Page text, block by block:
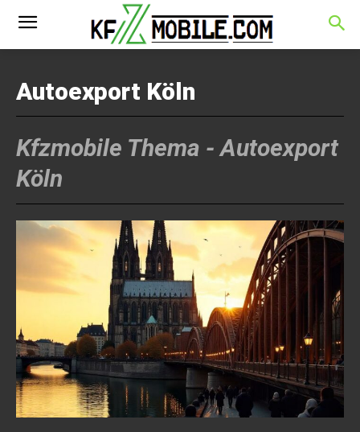
Autoexport Köln
Kfzmobile Thema -Autoexport
Köln